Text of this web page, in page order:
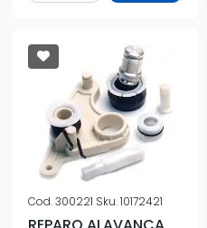
Cod.300221 Sku.10172421